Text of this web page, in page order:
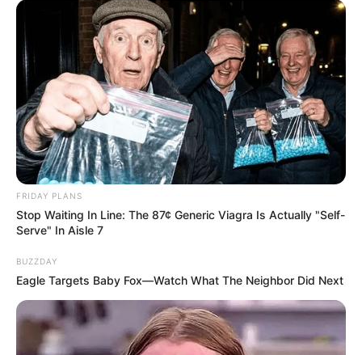
FRIDAY PLANS
Stop Waiting In Line: The 87¢ Generic Viagra Is Actually "Self-
Serve" In Aisle 7
BUZZDAY
Eagle Targets Baby Fox—Watch What The Neighbor Did Next